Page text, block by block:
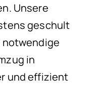
Unsere
geschult
notwendige
in
und effizient